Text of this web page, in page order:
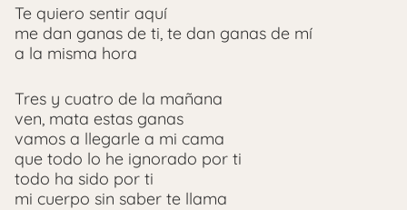
Te quiero sentir aquí
me dan ganas de ti, te dan ganas de mí
a la misma hora
Tres y cuatro de la mañana
ven, mata estas ganas
vamos a llegarle a mi cama
que todo lo he ignorado por ti
todo ha sido por ti
mi cuerpo sin saber te llama